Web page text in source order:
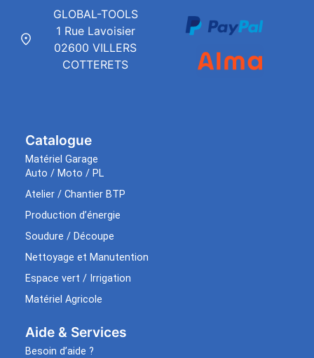
Catalogue
Matériel Garage
Auto / Moto / PL
Atelier / Chantier BTP
Production d’énergie
Soudure / Découpe
Nettoyage et Manutention
Espace vert / Irrigation
Matériel Agricole
Aide & Services​
Besoin d’aide ?
GLOBAL-TOOLS
1 Rue Lavoisier
02600 VILLERS
COTTERETS